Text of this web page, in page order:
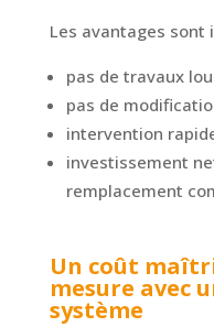
Les avantages sont
pas de travaux
pas de
intervention
investissement
remplacement
Un coût
mesure avec
système